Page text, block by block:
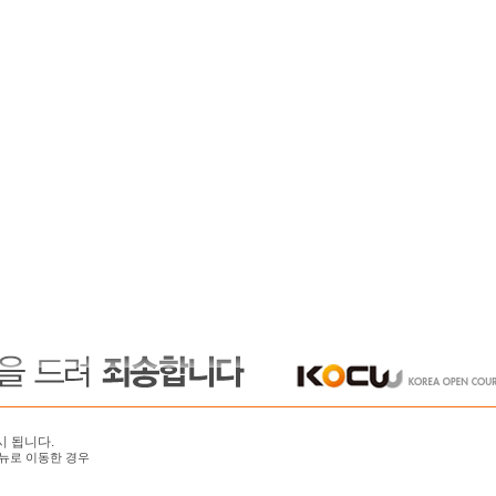
됩니다.
로 이동한 경우